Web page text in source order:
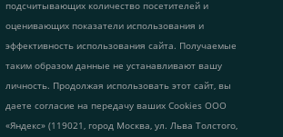
подсчитывающих количество посетителей и
оценивающих показатели использования и
эффективность использования сайта. Получаемые
таким образом данные не устанавливают вашу
личность. Продолжая использовать этот сайт, вы
даете согласие на передачу ваших Cookies ООО
«Яндекс» (119021, город Москва, ул. Льва Толстого,